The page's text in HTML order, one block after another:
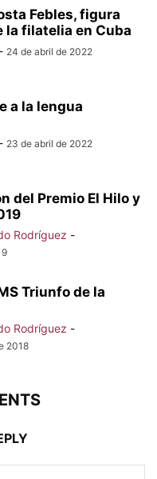
Febles, figura
la filatelia en Cuba
- 24 de abril de 2022
a la lengua
- 23 de abril de 2022
del Premio El Hilo y
Rodríguez -
Triunfo de la
Rodríguez -
2018